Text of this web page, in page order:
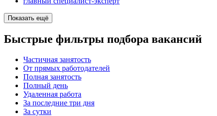
Показать ещё
Быстрые фильтры подбора вакансий
Частичная занятость
От прямых работодателей
Полная занятость
Полный день
Удаленная работа
За последние три дня
За сутки